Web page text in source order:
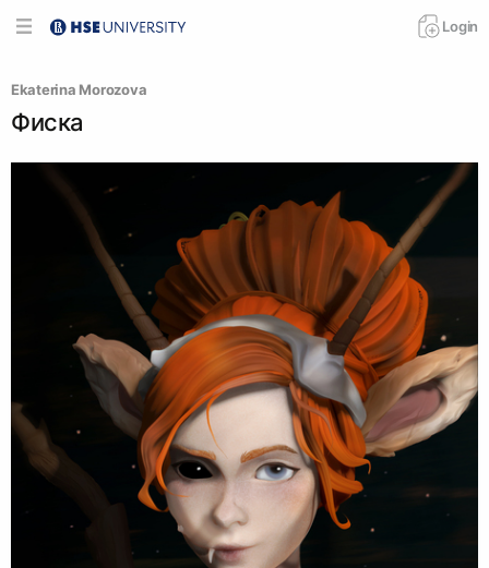
Login
Ekaterina Morozova
Фиска